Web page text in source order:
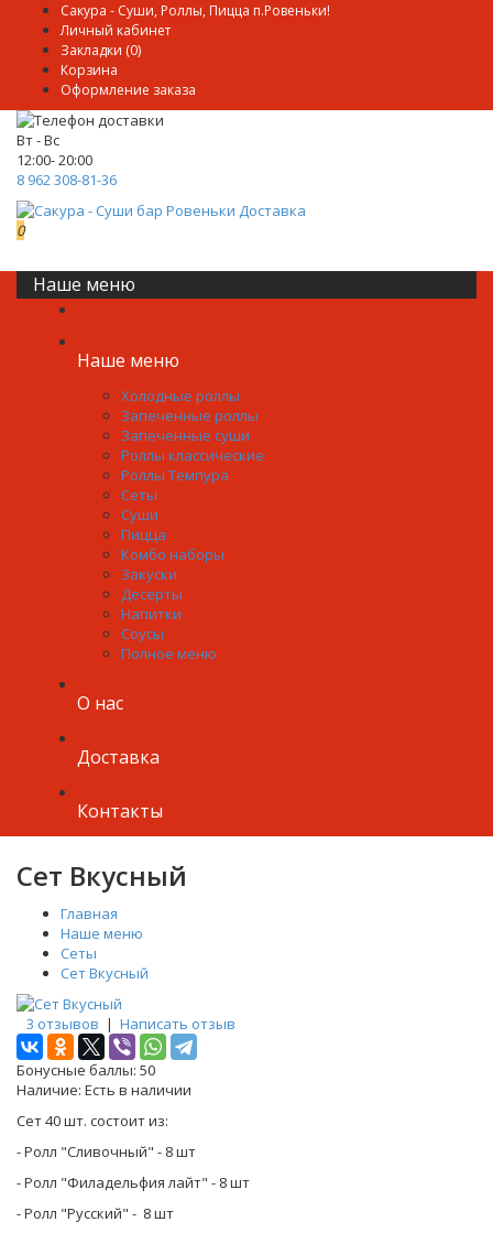
Сакура - Суши, Роллы, Пицца п.Ровеньки!
Личный кабинет
Закладки (0)
Корзина
Оформление заказа
Вт - Вс
12:00- 20:00
8 962 308-81-36
0
Наше меню
Наше меню
Холодные роллы
Запеченные роллы
Запеченные суши
Роллы классические
Роллы Темпура
Сеты
Суши
Пицца
Комбо наборы
Закуски
Десерты
Напитки
Соусы
Полное меню
О нас
Доставка
Контакты
Сет Вкусный
Главная
Наше меню
Сеты
Сет Вкусный
3 отзывов | Написать отзыв
Бонусные баллы: 50
Наличие: Есть в наличии
Сет 40 шт. состоит из:
- Ролл "Сливочный" - 8 шт
- Ролл "Филадельфия лайт" - 8 шт
- Ролл "Русский" - 8 шт